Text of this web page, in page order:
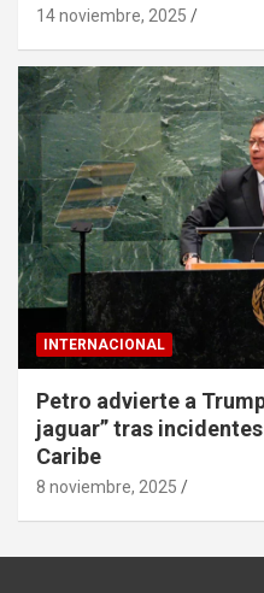
14 noviembre, 2025
INTERNACIONAL
Petro advierte a
jaguar” tras
Caribe
8 noviembre, 2025